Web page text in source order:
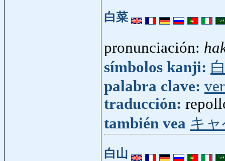
白菜
pronunciación:
símbolos kanji:
palabra clave:
traducción:
también vea キ
白山